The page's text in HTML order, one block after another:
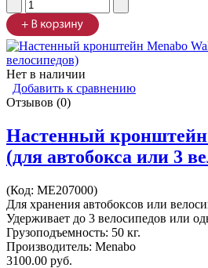
Нет в наличии
Добавить к сравнению
Отзывов (0)
Настенный
(для автобокса или 3
(Код: ME207000)
Для хранения автобоксов или
Удерживает до 3 велосипедов или
Грузоподъемность: 50 кг.
Производитель: Menabo
3100.00 руб.